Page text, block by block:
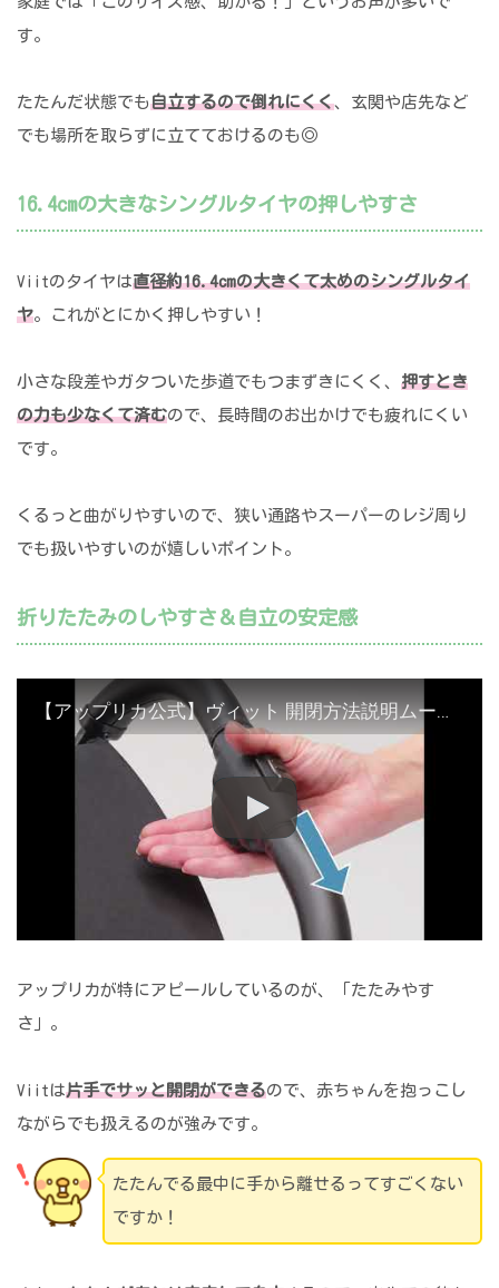
す。
たたんだ状態でも自立するので倒れにくく、玄関や店先など
でも場所を取らずに立てておけるのも◎
16.4cmの大きなシングルタイヤの押しやすさ
Viitのタイヤは直径約16.4cmの大きくて太めのシングルタイ
ヤ。これがとにかく押しやすい！
小さな段差やガタついた歩道でもつまずきにくく、 押すとき
の力も少なくて済むので、長時間のお出かけでも疲れにくい
です。
くるっと曲がりやすいので、狭い通路やスーパーのレジ周り
でも扱いやすいのが嬉しいポイント。
折りたたみのしやすさ＆自立の安定感
【アップリカ公式】ヴィット 開閉方法説明ムービー
アップリカが特にアピールしているのが、「たたみやす
さ」。
Viitは片手でサッと開閉ができるので、赤ちゃんを抱っこし
ながらでも扱えるのが強みです。
たたんでる最中に手から離せるってすごくない
ですか！